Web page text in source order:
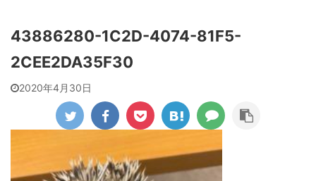
43886280-1C2D-4074-81F5-
2CEE2DA35F30
2020年4月30日